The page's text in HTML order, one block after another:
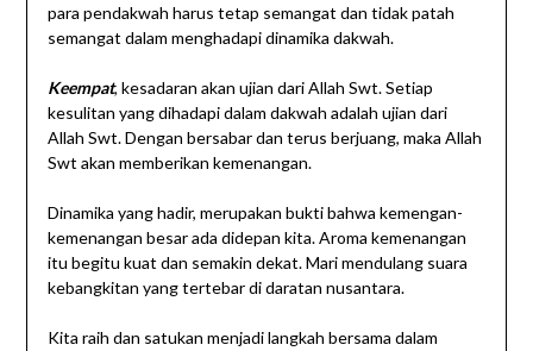
para pendakwah harus tetap semangat dan tidak patah
semangat dalam menghadapi dinamika dakwah.
Keempat, kesadaran akan ujian dari Allah Swt. Setiap
kesulitan yang dihadapi dalam dakwah adalah ujian dari
Allah Swt. Dengan bersabar dan terus berjuang, maka Allah
Swt akan memberikan kemenangan.
Dinamika yang hadir, merupakan bukti bahwa kemengan-
kemenangan besar ada didepan kita. Aroma kemenangan
itu begitu kuat dan semakin dekat. Mari mendulang suara
kebangkitan yang tertebar di daratan nusantara.
Kita raih dan satukan menjadi langkah bersama dalam